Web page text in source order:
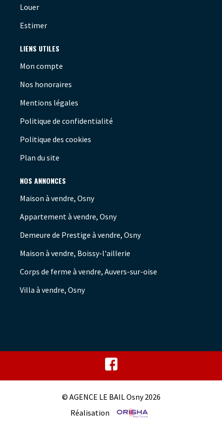
Louer
Estimer
LIENS UTILES
Mon compte
Nos honoraires
Mentions légales
Politique de confidentialité
Politique des cookies
Plan du site
NOS ANNONCES
Maison à vendre, Osny
Appartement à vendre, Osny
Demeure de Prestige à vendre, Osny
Maison à vendre, Boissy-l'aillerie
Corps de ferme à vendre, Auvers-sur-oise
Villa à vendre, Osny
© AGENCE LE BAIL Osny 2026
Réalisation